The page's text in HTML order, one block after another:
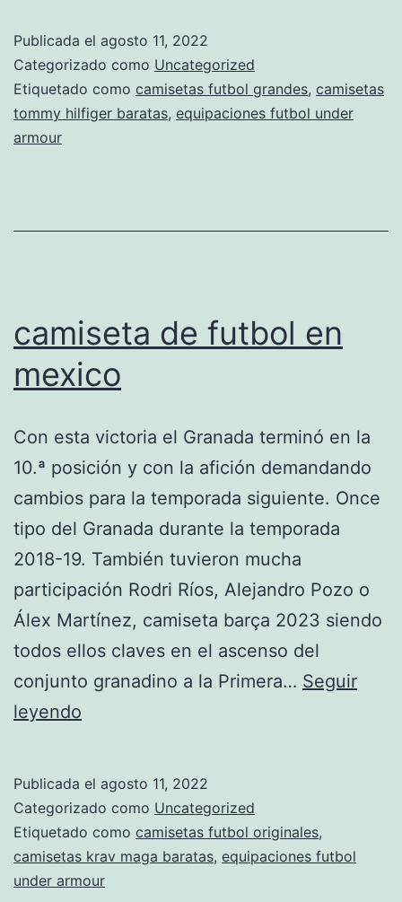
camiseta
de
river
Publicada el agosto 11, 2022
Categorizado como Uncategorized
Etiquetado como camisetas futbol grandes, camisetas
tommy hilfiger baratas, equipaciones futbol under
armour
camiseta de futbol en
mexico
Con esta victoria el Granada terminó en la
10.ª posición y con la afición demandando
cambios para la temporada siguiente. Once
tipo del Granada durante la temporada
2018-19. También tuvieron mucha
participación Rodri Ríos, Alejandro Pozo o
Álex Martínez, camiseta barça 2023 siendo
todos ellos claves en el ascenso del
conjunto granadino a la Primera… Seguir
leyendo
en
mexico
Publicada el agosto 11, 2022
Categorizado como Uncategorized
Etiquetado como camisetas futbol originales,
camisetas krav maga baratas, equipaciones futbol
under armour